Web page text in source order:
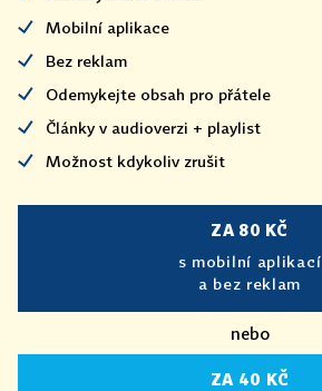
Mobilní aplikace
Bez reklam
Odemykejte obsah pro přátele
Články v audioverzi + playlist
Možnost kdykoliv zrušit
ZA 80 KČ
s mobilní aplikací
a bez reklam
nebo
ZA 40 KČ